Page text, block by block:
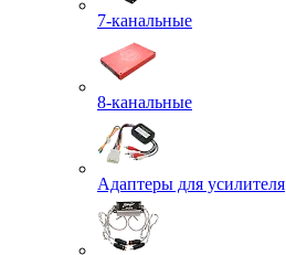
7-канальные
8-канальные
Адаптеры для усилителя